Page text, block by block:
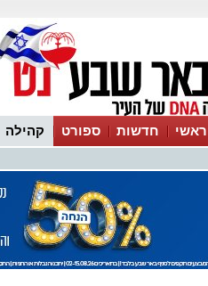
ראשי חדשות ספורט קהילה